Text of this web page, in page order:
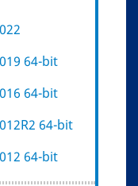
64-bit
64-bit
64-bit
64-bit